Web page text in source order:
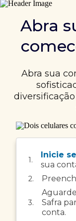
Abra
Abra sua
1.
Inicie
sua
2.
3.
Safra
conta.